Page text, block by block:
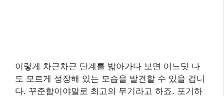
이렇게 차근차근 단계를 밟아가다 보면 어느덧 나
도 모르게 성장해 있는 모습을 발견할 수 있을 겁니
다. 꾸준함이야말로 최고의 무기라고 하죠. 포기하